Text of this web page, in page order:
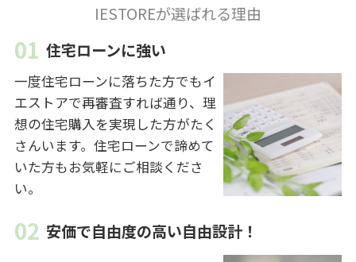
IESTOREが選ばれる理由
住宅ローンに強い
一度住宅ローンに落ちた方でもイ
エストアで再審査すれば通り、理
想の住宅購入を実現した方がたく
さんいます。住宅ローンで諦めて
いた方もお気軽にご相談くださ
い。
安価で自由度の高い自由設計！